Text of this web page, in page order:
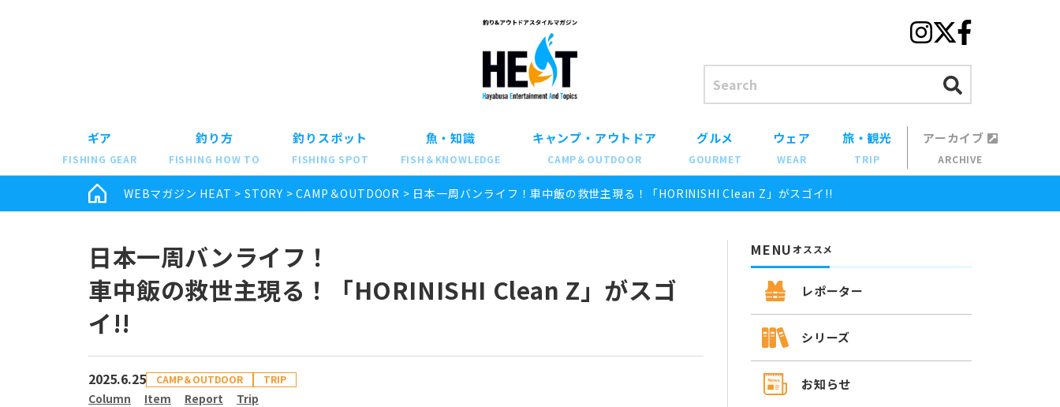
ギア
FISHING GEAR
釣り方
FISHING HOW TO
釣りスポット
FISHING SPOT
魚・知識
FISH＆KNOWLEDGE
キャンプ・アウトドア
CAMP＆OUTDOOR
グルメ
GOURMET
ウェア
WEAR
旅・観光
TRIP
アーカイブ
ARCHIVE
WEBマガジン HEAT >STORY >CAMP＆OUTDOOR > 日本一周バンライフ！車中飯の救世主現る！「HORINISHI Clean Z」がスゴイ!!
日本一周バンライフ！
車中飯の救世主現る！「HORINISHI Clean Z」がスゴ
イ!!
2025.6.25 CAMP＆OUTDOOR TRIP
Column Item Report Trip
MENUオススメ
レポーター
シリーズ
お知らせ